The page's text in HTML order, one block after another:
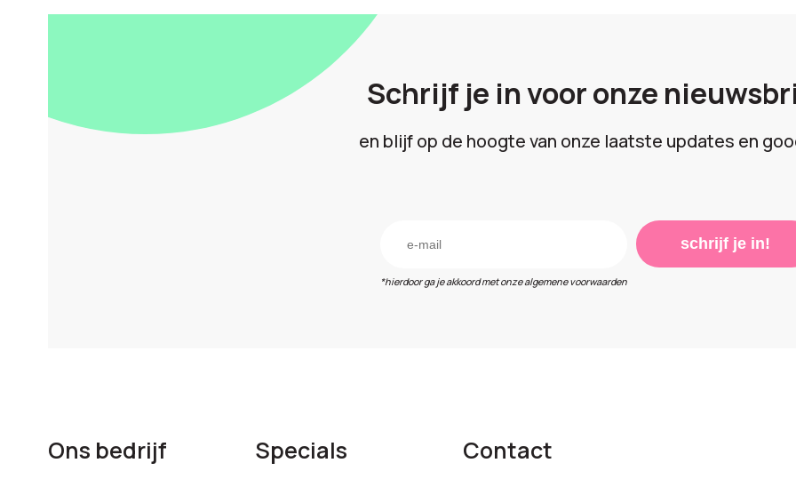
Schrijf je in voor onze
en blijf op de hoogte van onze laatste updates en
*hierdoor ga je akkoord met onze algemene voorwaarden
schrijf je in!
Ons bedrijf Specials Contact